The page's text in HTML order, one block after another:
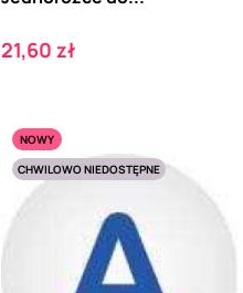
Cena
21,60 zł
NOWY
CHWILOWO NIEDOSTĘPNE